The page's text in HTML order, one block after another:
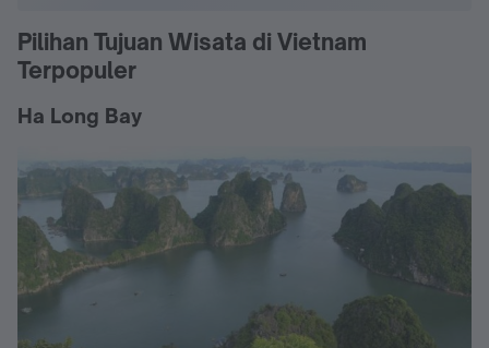
Pilihan Tujuan Wisata di Vietnam
Terpopuler
Ha Long Bay